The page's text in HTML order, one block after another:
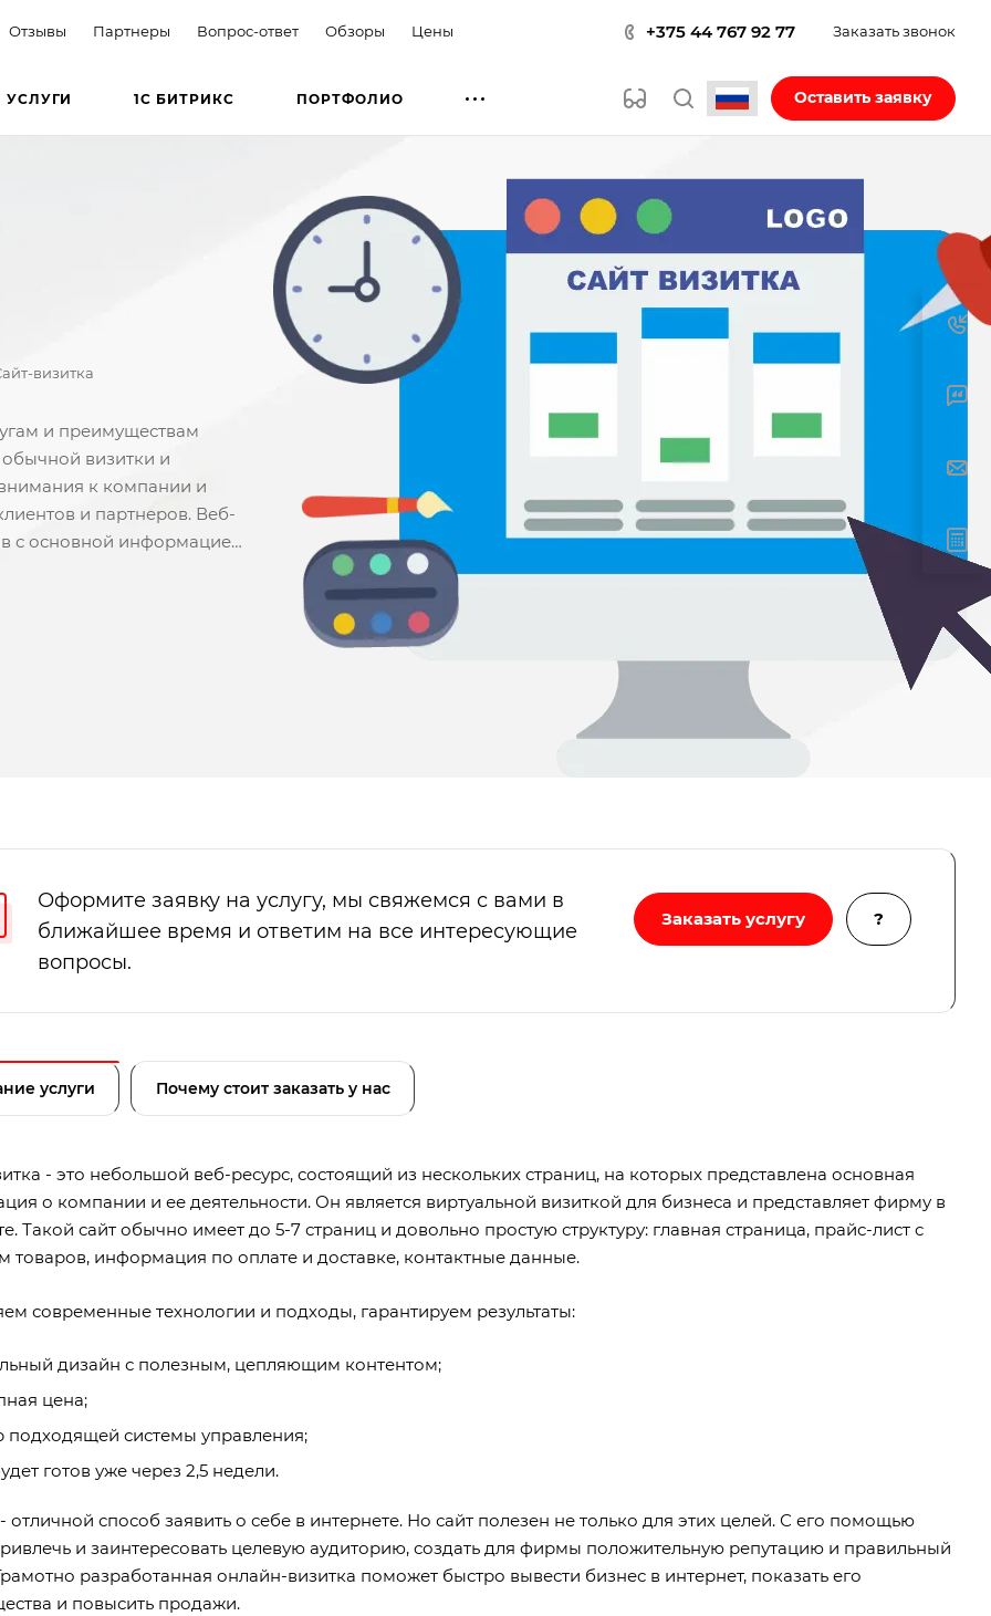
Отзывы Партнеры Вопрос-ответ Обзоры Цены +375 44 767 92 77 Заказать звонок
УСЛУГИ 1С БИТРИКС ПОРТФОЛИО Оставить заявку
визитка
и преимуществам
визитки и
к компании и
и партнеров. Веб-
с основной информацией
Оформите заявку на услугу, мы свяжемся с вами в
ближайшее время и ответим на все интересующие
вопросы.
Заказать услугу ?
услуги Почему стоит заказать у нас
- это небольшой веб-ресурс, состоящий из нескольких страниц, на которых представлена основная
о компании и ее деятельности. Он является виртуальной визиткой для бизнеса и представляет фирму в
Такой сайт обычно имеет до 5-7 страниц и довольно простую структуру: главная страница, прайс-лист с
товаров, информация по оплате и доставке, контактные данные.
современные технологии и подходы, гарантируем результаты:
дизайн с полезным, цепляющим контентом;
цена;
подходящей системы управления;
готов уже через 2,5 недели.
отличной способ заявить о себе в интернете. Но сайт полезен не только для этих целей. С его помощью
и заинтересовать целевую аудиторию, создать для фирмы положительную репутацию и правильный
разработанная онлайн-визитка поможет быстро вывести бизнес в интернет, показать его
и повысить продажи.